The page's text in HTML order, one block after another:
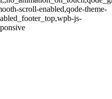
scroll-enabled,qode-theme-
js-